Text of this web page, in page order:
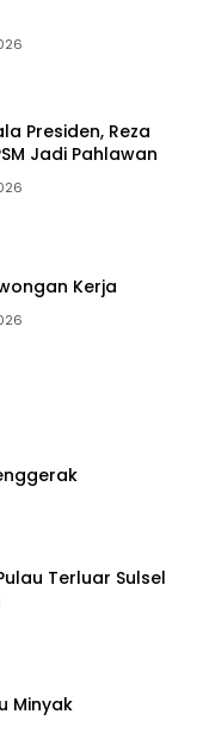
Presiden, Reza
Jadi Pahlawan
Kerja
Terluar Sulsel
Minyak